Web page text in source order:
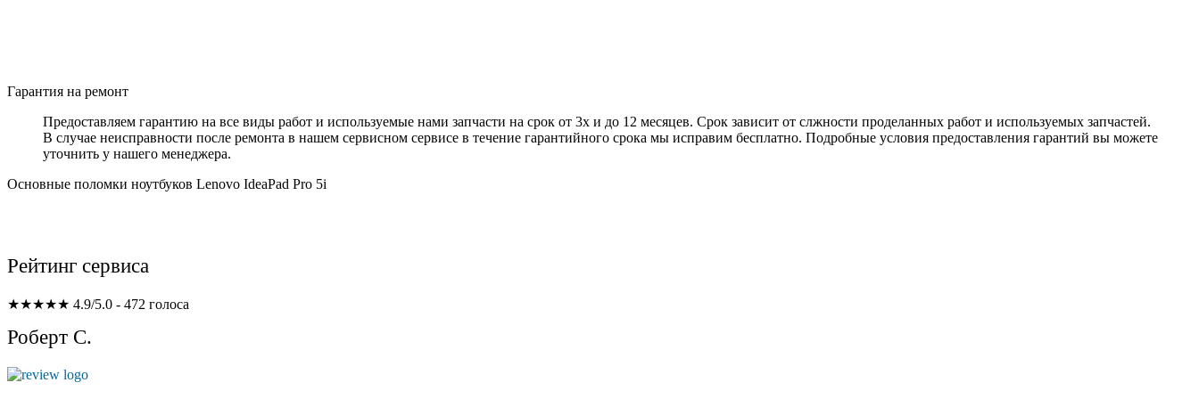
Гарантия на ремонт
Предоставляем гарантию на все виды работ и используемые нами запчасти на срок от 3х и до 12 месяцев. Срок зависит от слжности проделанных работ и используемых запчастей.
В случае неисправности после ремонта в нашем сервисном сервисе в течение гарантийного срока мы исправим бесплатно. Подробные условия предоставления гарантий вы можете
уточнить у нашего менеджера.
Основные поломки ноутбуков Lenovo IdeaPad Pro 5i
Рейтинг сервиса
★★★★★ 4.9/5.0 - 472 голоса
Роберт С.